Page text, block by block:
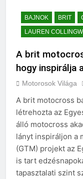
BAJNOK BRIT
LAUREN
A brit
hogy inspirálja
Motorosok Világa
A brit motocross
létrehozta az
álló motocross
lányt inspiráljon a
(GTM) projekt az
is tart
tapasztalati szint